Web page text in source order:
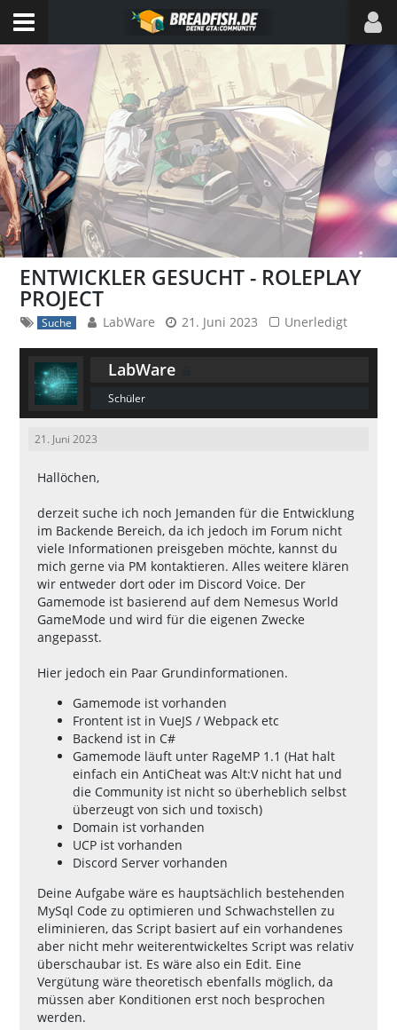
ENTWICKLER GESUCHT - ROLEPLAY
PROJECT
Suche LabWare 21. Juni 2023 Unerledigt
LabWare
Schüler
21. Juni 2023
Hallöchen,
derzeit suche ich noch Jemanden für die Entwicklung
im Backende Bereich, da ich jedoch im Forum nicht
viele Informationen preisgeben möchte, kannst du
mich gerne via PM kontaktieren. Alles weitere klären
wir entweder dort oder im Discord Voice. Der
Gamemode ist basierend auf dem Nemesus World
GameMode und wird für die eigenen Zwecke
angepasst.
Hier jedoch ein Paar Grundinformationen.
Gamemode ist vorhanden
Frontent ist in VueJS / Webpack etc
Backend ist in C#
Gamemode läuft unter RageMP 1.1 (Hat halt
einfach ein AntiCheat was Alt:V nicht hat und
die Community ist nicht so überheblich selbst
überzeugt von sich und toxisch)
Domain ist vorhanden
UCP ist vorhanden
Discord Server vorhanden
Deine Aufgabe wäre es hauptsächlich bestehenden
MySql Code zu optimieren und Schwachstellen zu
eliminieren, das Script basiert auf ein vorhandenes
aber nicht mehr weiterentwickeltes Script was relativ
überschaubar ist. Es wäre also ein Edit. Eine
Vergütung wäre theoretisch ebenfalls möglich, da
müssen aber Konditionen erst noch besprochen
werden.